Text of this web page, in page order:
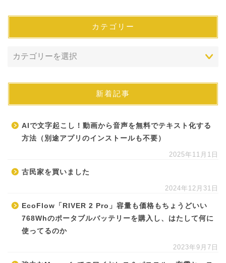
カテゴリー
新着記事
AIで文字起こし！動画から音声を無料でテキスト化する
方法（別途アプリのインストールも不要）
2025年11月1日
古民家を買いました
2024年12月31日
EcoFlow「RIVER 2 Pro」容量も価格もちょうどいい
768Whのポータブルバッテリーを購入し、はたして何に
使ってるのか
2023年9月7日